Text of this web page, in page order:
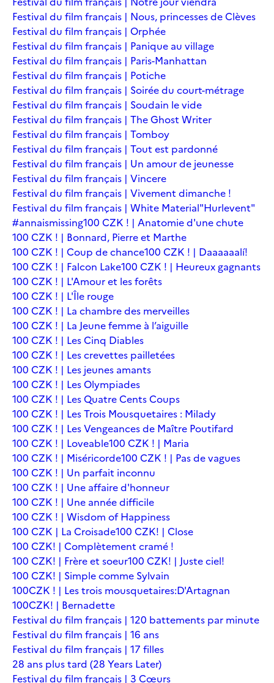
Festival du film français | Nous, princesses de Clèves
Festival du film français | Orphée
Festival du film français | Panique au village
Festival du film français | Paris-Manhattan
Festival du film français | Potiche
Festival du film français | Soirée du court-métrage
Festival du film français | Soudain le vide
Festival du film français | The Ghost Writer
Festival du film français | Tomboy
Festival du film français | Tout est pardonné
Festival du film français | Un amour de jeunesse
Festival du film français | Vincere
Festival du film français | Vivement dimanche !
Festival du film français | White Material"Hurlevent"
#annaismissing100 CZK ! | Anatomie d'une chute
100 CZK ! | Bonnard, Pierre et Marthe
100 CZK ! | Coup de chance100 CZK ! | Daaaaaalí!
100 CZK ! | Falcon Lake100 CZK ! | Heureux gagnants
100 CZK ! | L'Amour et les forêts
100 CZK ! | L'Île rouge
100 CZK ! | La chambre des merveilles
100 CZK ! | La Jeune femme à l’aiguille
100 CZK ! | Les Cinq Diables
100 CZK ! | Les crevettes pailletées
100 CZK ! | Les jeunes amants
100 CZK ! | Les Olympiades
100 CZK ! | Les Quatre Cents Coups
100 CZK ! | Les Trois Mousquetaires : Milady
100 CZK ! | Les Vengeances de Maître Poutifard
100 CZK ! | Loveable100 CZK ! | Maria
100 CZK ! | Miséricorde100 CZK ! | Pas de vagues
100 CZK ! | Un parfait inconnu
100 CZK ! | Une affaire d'honneur
100 CZK ! | Une année difficile
100 CZK ! | Wisdom of Happiness
100 CZK | La Croisade100 CZK! | Close
100 CZK! | Complètement cramé !
100 CZK! | Frère et soeur100 CZK! | Juste ciel!
100 CZK! | Simple comme Sylvain
100CZK ! | Les trois mousquetaires:D'Artagnan
100CZK! | Bernadette
Festival du film français | 120 battements par minute
Festival du film français | 16 ans
Festival du film français | 17 filles
28 ans plus tard (28 Years Later)
Festival du film français | 3 Cœurs